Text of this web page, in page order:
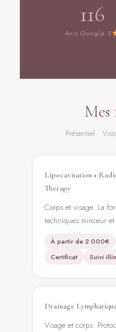
116
Avis Google 5
Présentiel ·
Lipocavitation +
Therapy
Corps et visage. La
techniques minceur
À partir de 2 000€
Certificat
Suivi
Drainage
Visage et corps.